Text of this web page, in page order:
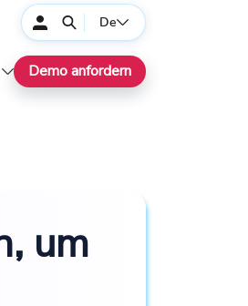
De
Demo anfordern
um